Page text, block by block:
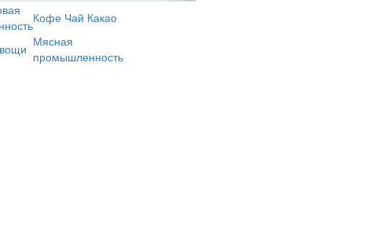
Кофе Чай Какао
Мясная
промышленность